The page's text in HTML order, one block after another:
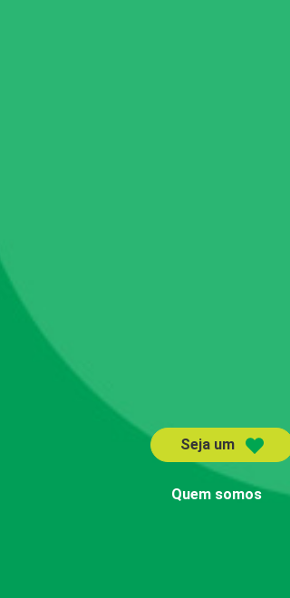
Seja um
Quem somos